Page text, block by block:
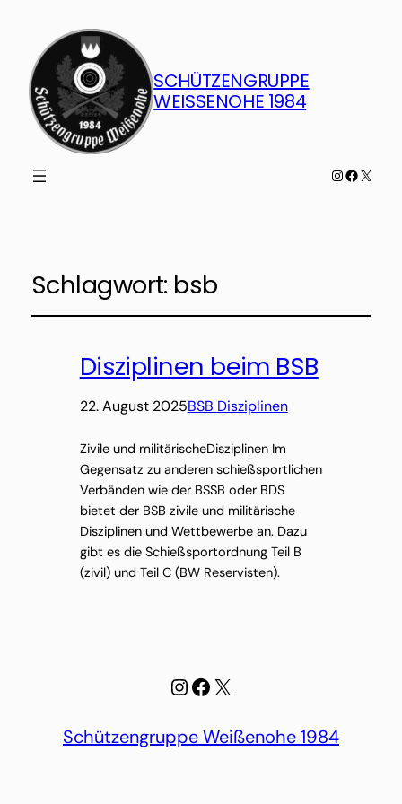
SCHÜTZENGRUPPE
WEISSENOHE 1984
Instagram
X
Schlagwort: bsb
Disziplinen beim BSB
22. August 2025BSB Disziplinen
Zivile und militärischeDisziplinen Im
Gegensatz zu anderen schießsportlichen
Verbänden wie der BSSB oder BDS
bietet der BSB zivile und militärische
Disziplinen und Wettbewerbe an. Dazu
gibt es die Schießsportordnung Teil B
(zivil) und Teil C (BW Reservisten).
Instagram
Facebook
X
Schützengruppe Weißenohe 1984